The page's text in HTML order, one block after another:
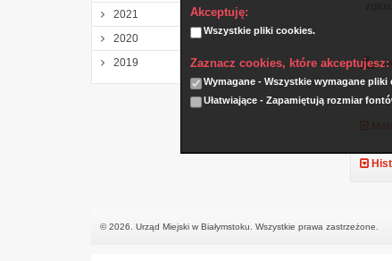
Akceptuję:
Wszystkie pliki cookies.
Zaznacz cookies, które akceptujesz:
Wymagane - Wszystkie wymagane
Ułatwiające - Zapamiętują rozmiar
2021
2020
2019
© 2026. Urząd Miejski w Białymstoku. Wszystkie prawa zastrzeżone.